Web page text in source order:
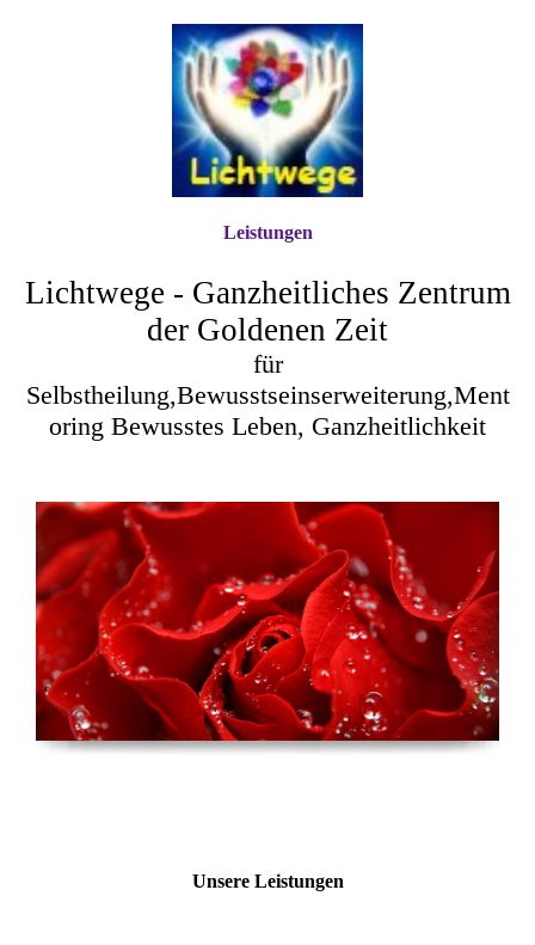
Lichtwege - Ganzheitliches Zentrum
der Goldenen Zeit
für
Selbstheilung,Bewusstseinserweiterung,Ment
oring Bewusstes Leben, Ganzheitlichkeit
Leistungen
Unsere Leistungen